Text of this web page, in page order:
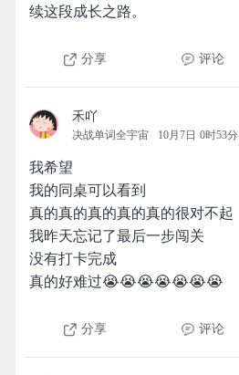
续这段成长之路。
分享 评论
禾吖
决战单词全宇宙 10月7日 0时53分
我希望
我的同桌可以看到
真的真的真的真的真的很对不起
我昨天忘记了最后一步闯关
没有打卡完成
真的好难过😭😭😭😭😭😭😭
分享 评论